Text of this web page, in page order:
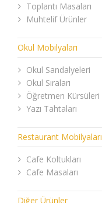
Toplantı Masaları
Muhtelif Ürünler
Okul Mobilyaları
Okul Sandalyeleri
Okul Sıraları
Öğretmen Kürsüleri
Yazı Tahtaları
Restaurant Mobilyaları
Cafe Koltukları
Cafe Masaları
Diğer Ürünler